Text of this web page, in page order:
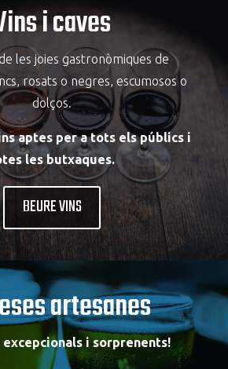
i caves
les joies gastronòmiques de
rosats o negres, escumosos o
dolços.
aptes per a tots els públics i
les butxaques.
BEURE VINS
artesanes
i sorprenents!